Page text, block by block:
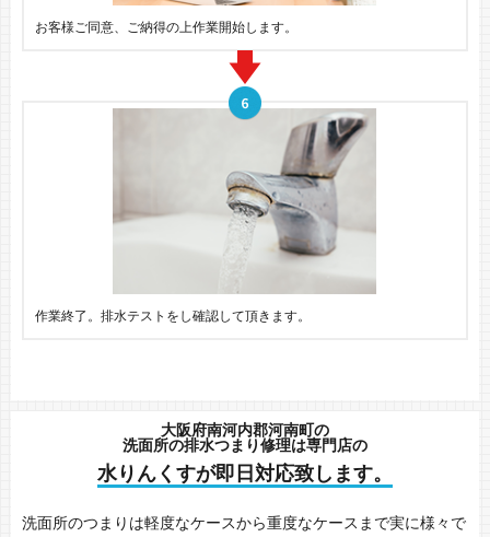
お客様ご同意、ご納得の上作業開始します。
作業終了。排水テストをし確認して頂きます。
大阪府南河内郡河南町の
洗面所の排水つまり修理は専門店の
水りんくすが即日対応致します。
洗面所のつまりは軽度なケースから重度なケースまで実に様々で